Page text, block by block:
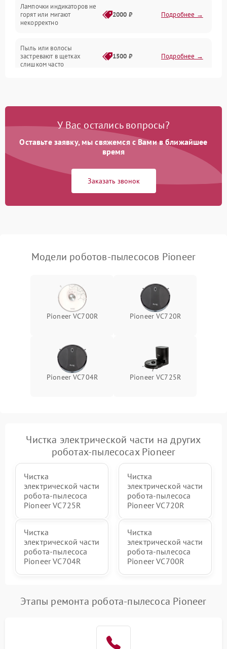
Батарея
Программные сбои
Лампочки индикаторов не
горят или мигают
некорректно
2000 ₽ Подробнее →
Пыль или волосы
застревают в щетках
слишком часто
1500 ₽ Подробнее →
У Вас остались вопросы?
Оставьте заявку, мы свяжемся с Вами в ближайшее
время
Заказать звонок
Модели роботов-пылесосов Pioneer
Pioneer VC700R Pioneer VC720R
Pioneer VC704R Pioneer VC725R
Чистка электрической части на других
роботах-пылесосах Pioneer
Чистка
электрической части
робота-пылесоса
Pioneer VC725R
Чистка
электрической части
робота-пылесоса
Pioneer VC720R
Чистка
электрической части
робота-пылесоса
Pioneer VC704R
Чистка
электрической части
робота-пылесоса
Pioneer VC700R
Этапы ремонта робота-пылесоса Pioneer